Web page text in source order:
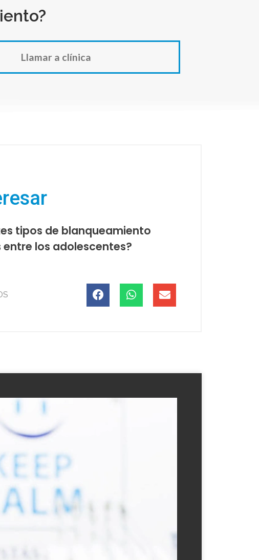
Llamar a clínica
tipos de blanqueamiento
los adolescentes?